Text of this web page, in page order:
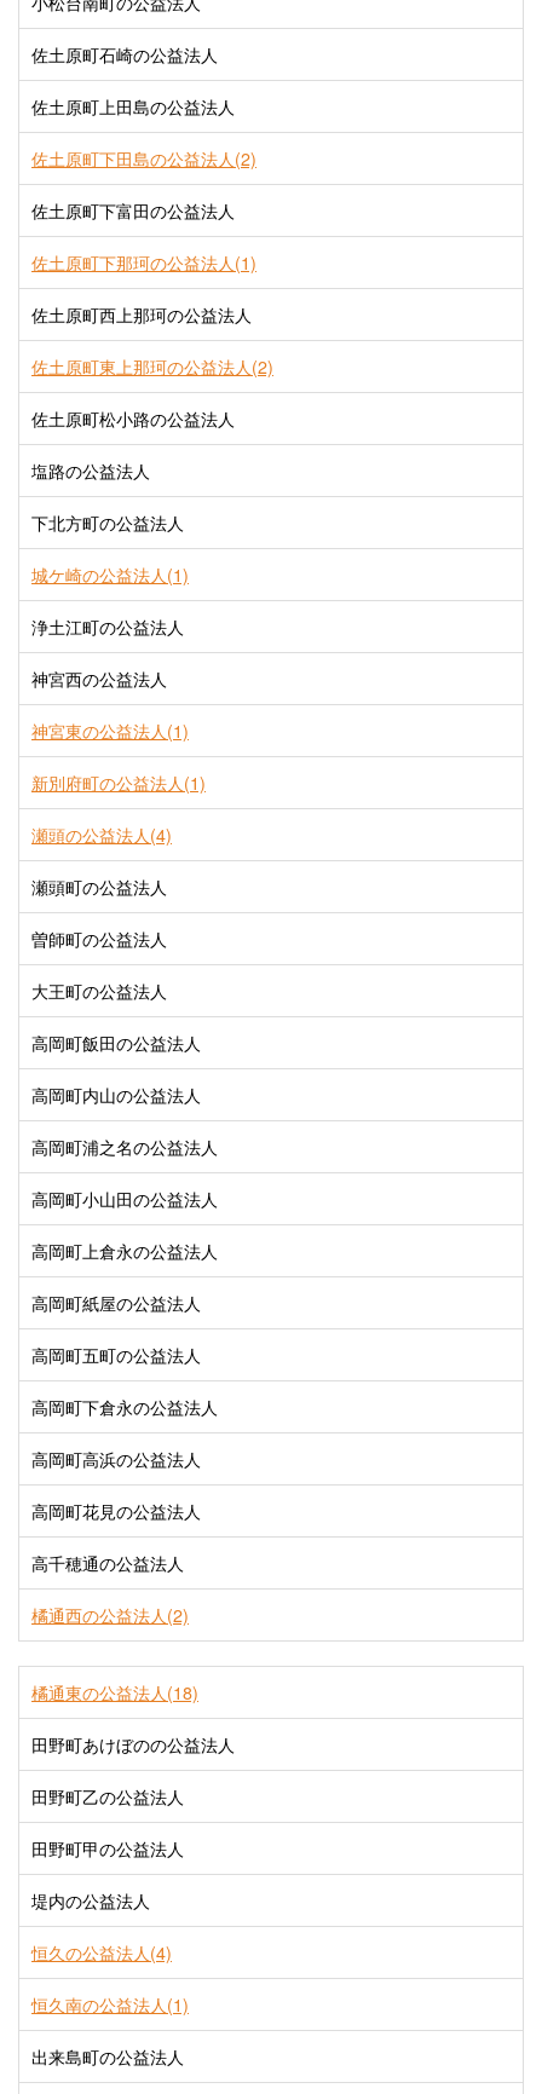
佐土原町石崎の公益法人
佐土原町上田島の公益法人
佐土原町下田島の公益法人(2)
佐土原町下富田の公益法人
佐土原町下那珂の公益法人(1)
佐土原町西上那珂の公益法人
佐土原町東上那珂の公益法人(2)
佐土原町松小路の公益法人
塩路の公益法人
下北方町の公益法人
城ケ崎の公益法人(1)
浄土江町の公益法人
神宮西の公益法人
神宮東の公益法人(1)
新別府町の公益法人(1)
瀬頭の公益法人(4)
瀬頭町の公益法人
曽師町の公益法人
大王町の公益法人
高岡町飯田の公益法人
高岡町内山の公益法人
高岡町浦之名の公益法人
高岡町小山田の公益法人
高岡町上倉永の公益法人
高岡町紙屋の公益法人
高岡町五町の公益法人
高岡町下倉永の公益法人
高岡町高浜の公益法人
高岡町花見の公益法人
高千穂通の公益法人
橘通西の公益法人(2)
橘通東の公益法人(18)
田野町あけぼのの公益法人
田野町乙の公益法人
田野町甲の公益法人
堤内の公益法人
恒久の公益法人(4)
恒久南の公益法人(1)
出来島町の公益法人